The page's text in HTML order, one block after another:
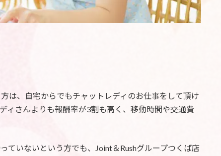
は、自宅からでもチャットレディのお仕事をして頂け
ィさんよりも報酬率が3割も高く、移動時間や交通費
ていないという方でも、Joint＆Rushグループつくば店